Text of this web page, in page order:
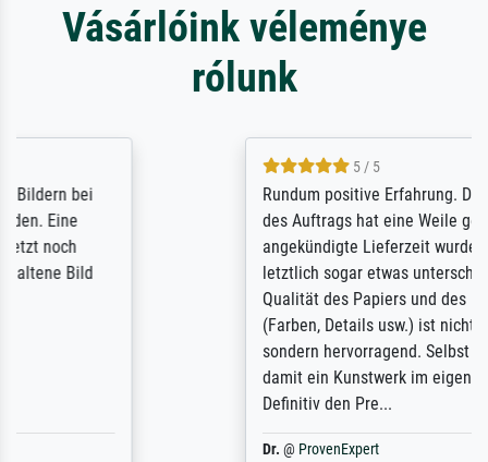
Vásárlóink véleménye
rólunk
Rundum positive Erfahrung. Die Ausführung
des Auftrags hat eine Weile gedauert, die
angekündigte Lieferzeit wurde aber
letztlich sogar etwas unterschritten. Die
Qualität des Papiers und des Drucks
(Farben, Details usw.) ist nicht nur gut,
sondern hervorragend. Selbst ein Druck ist
damit ein Kunstwerk im eigenen Sinne.